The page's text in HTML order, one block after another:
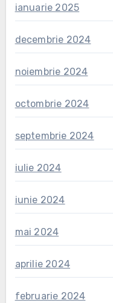
ianuarie 2025
decembrie 2024
noiembrie 2024
octombrie 2024
septembrie 2024
iulie 2024
iunie 2024
mai 2024
aprilie 2024
februarie 2024